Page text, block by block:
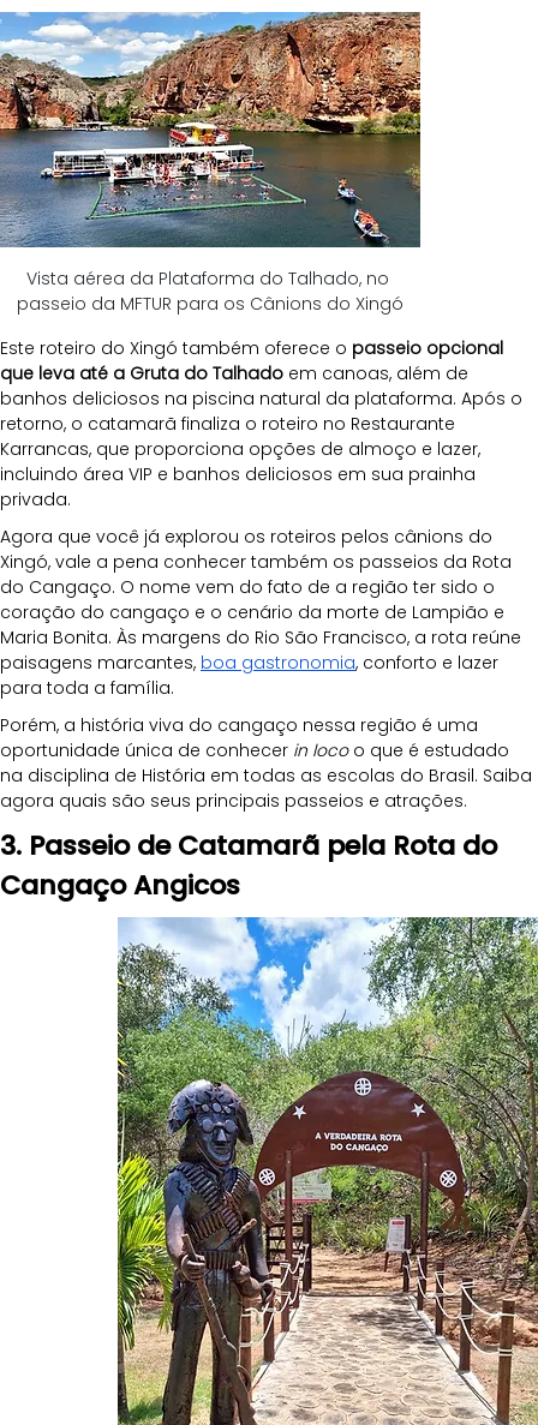
Vista aérea da Plataforma do Talhado, no
passeio da MFTUR para os Cânions do Xingó
Este roteiro do Xingó também oferece o passeio opcional
que leva até a Gruta do Talhado em canoas, além de
banhos deliciosos na piscina natural da plataforma. Após o
retorno, o catamarã finaliza o roteiro no Restaurante
Karrancas, que proporciona opções de almoço e lazer,
incluindo área VIP e banhos deliciosos em sua prainha
privada.
Agora que você já explorou os roteiros pelos cânions do
Xingó, vale a pena conhecer também os passeios da Rota
do Cangaço. O nome vem do fato de a região ter sido o
coração do cangaço e o cenário da morte de Lampião e
Maria Bonita. Às margens do Rio São Francisco, a rota reúne
paisagens marcantes, boa gastronomia, conforto e lazer
para toda a família.
Porém, a história viva do cangaço nessa região é uma
oportunidade única de conhecer in loco o que é estudado
na disciplina de História em todas as escolas do Brasil. Saiba
agora quais são seus principais passeios e atrações.
3. Passeio de Catamarã pela Rota do
Cangaço Angicos